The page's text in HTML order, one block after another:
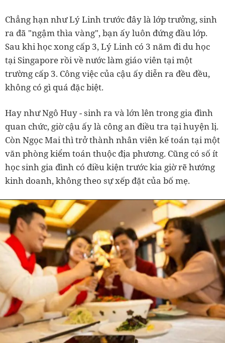
Chẳng hạn như Lý Linh trước đây là lớp trưởng, sinh
ra đã "ngậm thìa vàng", bạn ấy luôn đứng đầu lớp.
Sau khi học xong cấp 3, Lý Linh có 3 năm đi du học
tại Singapore rồi về nước làm giáo viên tại một
trường cấp 3. Công việc của cậu ấy diễn ra đều đều,
không có gì quá đặc biệt.
Hay như Ngô Huy - sinh ra và lớn lên trong gia đình
quan chức, giờ cậu ấy là công an điều tra tại huyện lị.
Còn Ngọc Mai thì trở thành nhân viên kế toán tại một
văn phòng kiểm toán thuộc địa phương. Cũng có số ít
học sinh gia đình có điều kiện trước kia giờ rẽ hướng
kinh doanh, không theo sự xếp đặt của bố mẹ.